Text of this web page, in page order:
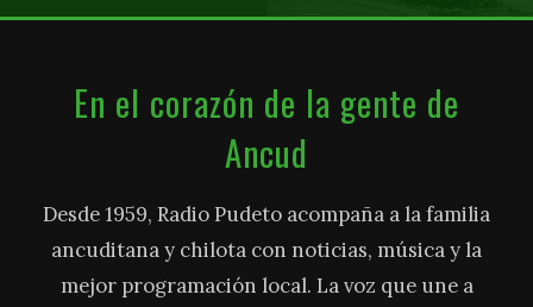
En el corazón de la gente de
Ancud
Desde 1959, Radio Pudeto acompaña a la familia
ancuditana y chilota con noticias, música y la
mejor programación local. La voz que une a